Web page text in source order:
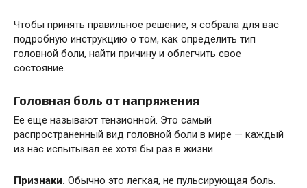
Чтобы принять правильное решение, я собрала для вас
подробную инструкцию о том, как определить тип
головной боли, найти причину и облегчить свое
состояние.
Головная боль от напряжения
Ее еще называют тензионной. Это самый
распространенный вид головной боли в мире — каждый
из нас испытывал ее хотя бы раз в жизни.
Признаки. Обычно это легкая, не пульсирующая боль.